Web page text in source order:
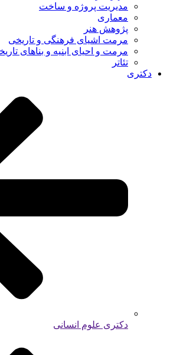
مدیریت پروژه و ساخت
معماری
پژوهش هنر
مرمت اشیای فرهنگی و تاریخی
مرمت و احیای ابنیه و بناهای
تئاتر
دکتری
دکتری علوم انسانی